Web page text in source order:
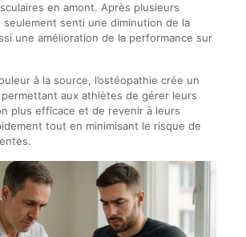
en amont. Après plusieurs
seulement senti une diminution de la
une amélioration de la performance sur
à la source, l’ostéopathie crée un
aux athlètes de gérer leurs
plus efficace et de revenir à leurs
tout en minimisant le risque de